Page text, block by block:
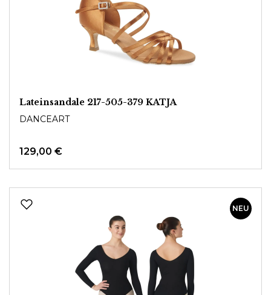
Lateinsandale 217-505-379 KATJA
DANCEART
129,00 €
NEU